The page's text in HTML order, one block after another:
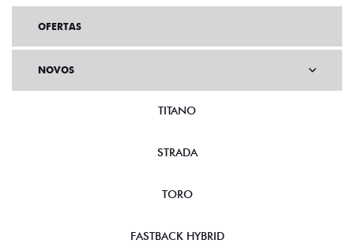
OFERTAS
NOVOS
TITANO
STRADA
TORO
FASTBACK HYBRID